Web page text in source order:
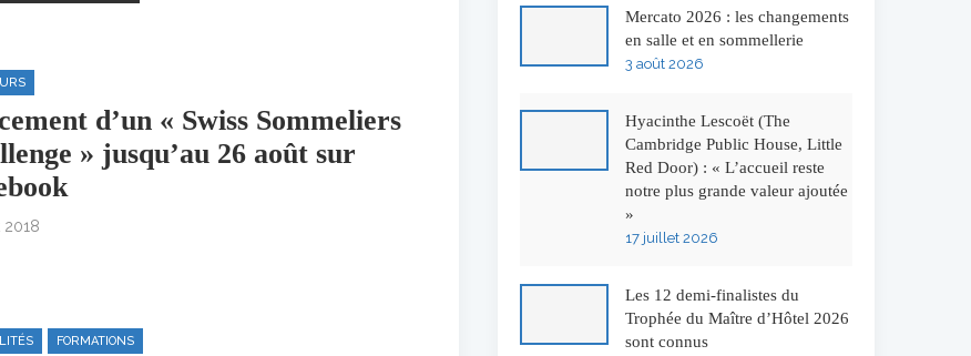
d’un « Swiss Sommeliers
» jusqu’au 26 août sur
FORMATIONS
Mercato 2026 : les changements
en salle et en sommellerie
3 août 2026
Hyacinthe Lescoët (The
Cambridge Public House, Little
Red Door) : « L’accueil reste
notre plus grande valeur ajoutée
»
17 juillet 2026
Les 12 demi-finalistes du
Trophée du Maître d’Hôtel 2026
sont connus